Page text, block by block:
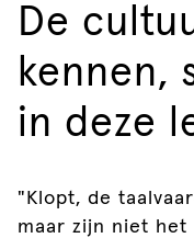
De
kennen,
in deze
"Klopt, de
maar zijn niet het